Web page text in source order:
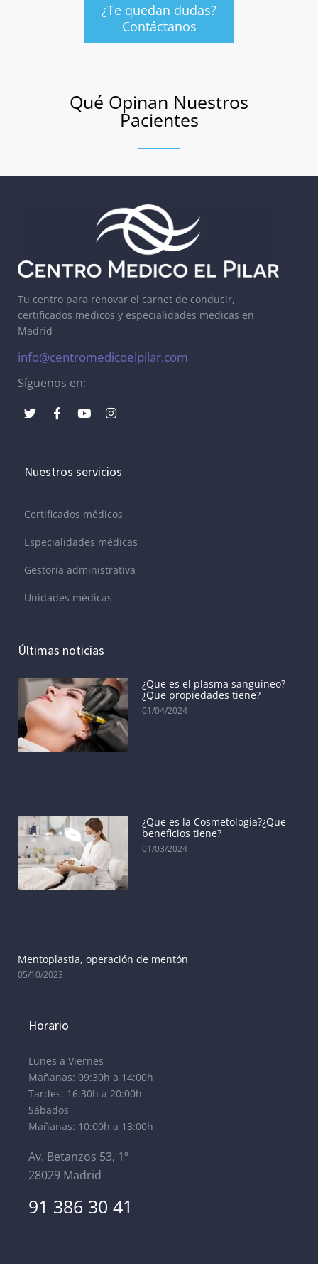
¿Te quedan dudas?
Contáctanos
Qué Opinan Nuestros
Pacientes
Tu centro para renovar el carnet de conducir,
certificados medicos y especialidades medicas en
Madrid
info@centromedicoelpilar.com
Síguenos en:
Nuestros servicios
Certificados médicos
Especialidades médicas
Gestoría administrativa
Unidades médicas
Últimas noticias
¿Que es el plasma sanguíneo?
¿Que propiedades tiene?
01/04/2024
¿Que es la Cosmetologia?¿Que
beneficios tiene?
01/03/2024
Mentoplastia, operación de mentón
05/10/2023
Horario
Lunes a Viernes
Mañanas: 09:30h a 14:00h
Tardes: 16:30h a 20:00h
Sábados
Mañanas: 10:00h a 13:00h
Av. Betanzos 53, 1º
28029 Madrid
91 386 30 41